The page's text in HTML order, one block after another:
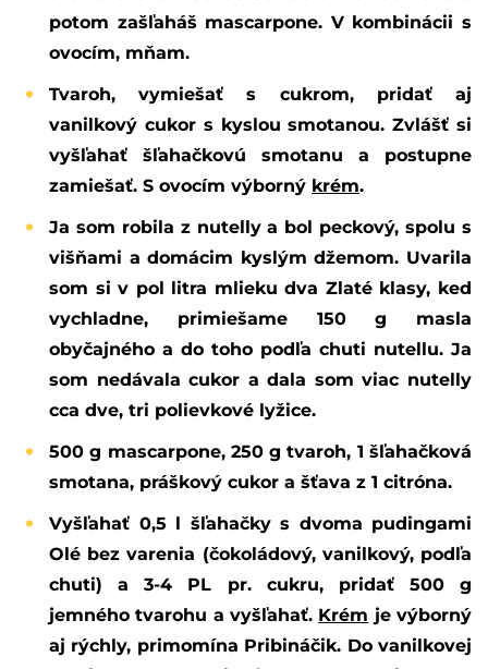
potom zašľaháš mascarpone. V kombinácii s
ovocím, mňam.
Tvaroh, vymiešať s cukrom, pridať aj
vanilkový cukor s kyslou smotanou. Zvlášť si
vyšľahať šľahačkovú smotanu a postupne
zamiešať. S ovocím výborný krém.
Ja som robila z nutelly a bol peckový, spolu s
višňami a domácim kyslým džemom. Uvarila
som si v pol litra mlieku dva Zlaté klasy, keď
vychladne, primiešame 150 g masla
obyčajného a do toho podľa chuti nutellu. Ja
som nedávala cukor a dala som viac nutelly
cca dve, tri polievkové lyžice.
500 g mascarpone, 250 g tvaroh, 1 šľahačková
smotana, práškový cukor a šťava z 1 citróna.
Vyšľahať 0,5 l šľahačky s dvoma pudingami
Olé bez varenia (čokoládový, vanilkový, podľa
chuti) a 3-4 PL pr. cukru, pridať 500 g
jemného tvarohu a vyšľahať. Krém je výborný
aj rýchly, primomína Pribináčik. Do vanilkovej